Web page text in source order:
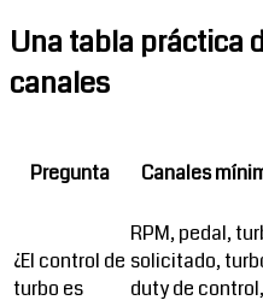
Una tabla práctica
canales
Pregunta Canales
¿El control de
turbo es
RPM, pedal,
solicitado,
duty de control,